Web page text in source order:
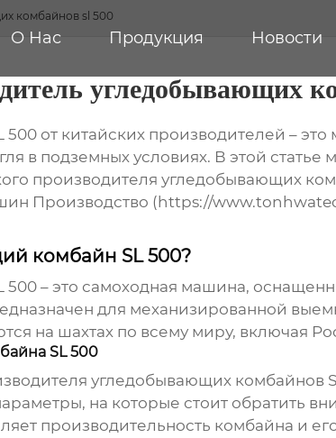
О Нас Продукция Новости
комбайнов sl 500
угледобывающих
от китайских производителей –
в подземных условиях. В этой
производителя угледобывающих
Производство (https://
комбайн SL 500?
– это самоходная машина,
для механизированной
на шахтах по всему миру, включая
SL 500
угледобывающих комбайнов
на которые стоит обратить
производительность комбайна и